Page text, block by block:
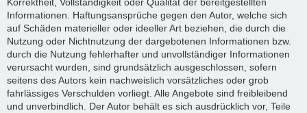
Korrektheit, Vollständigkeit oder Qualität der bereitgestellten
Informationen. Haftungsansprüche gegen den Autor, welche sich
auf Schäden materieller oder ideeller Art beziehen, die durch die
Nutzung oder Nichtnutzung der dargebotenen Informationen bzw.
durch die Nutzung fehlerhafter und unvollständiger Informationen
verursacht wurden, sind grundsätzlich ausgeschlossen, sofern
seitens des Autors kein nachweislich vorsätzliches oder grob
fahrlässiges Verschulden vorliegt. Alle Angebote sind freibleibend
und unverbindlich. Der Autor behält es sich ausdrücklich vor, Teile